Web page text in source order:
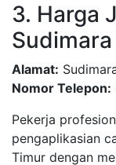
3. Harga
Alamat:
Nomor Telepon:
Pekerja
pengaplikasian
Timur dengan